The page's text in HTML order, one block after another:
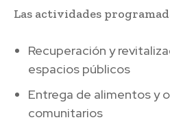
Las actividades
Recuperación y
espacios públicos
Entrega de alimentos y
comunitarios